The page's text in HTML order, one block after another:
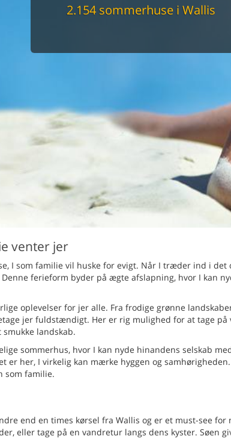
til elbil
2.154 sommerhuse i Wallis
venter jer
I som familie vil huske for evigt. Når I træder ind i det
ferieform byder på ægte afslapning, hvor I kan
oplevelser for jer alle. Fra frodige grønne
jer fuldstændigt. Her er rig mulighed for at tage på
landskab.
sommerhus, hvor I kan nyde hinandens selskab
er her, I virkelig kan mærke hyggen og
som familie.
end en times kørsel fra Wallis og er et must-see for
eller tage på en vandretur langs dens kyster. Søen